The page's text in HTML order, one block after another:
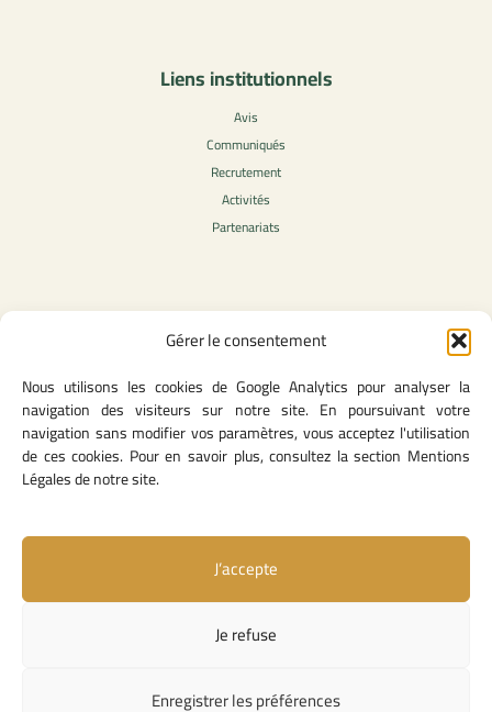
Gérer le consentement
Nous utilisons les cookies de Google Analytics pour analyser la
navigation des visiteurs sur notre site. En poursuivant votre
navigation sans modifier vos paramètres, vous acceptez l'utilisation
de ces cookies. Pour en savoir plus, consultez la section Mentions
Légales de notre site.
J’accepte
Je refuse
Enregistrer les préférences
Liens institutionnels
Avis
Communiqués
Recrutement
Activités
Partenariats
Contenu légale
CGU
Mentions légales
Politique des cookies
Lien utiles
Contact
Missions & attributions
Textes Fondateurs